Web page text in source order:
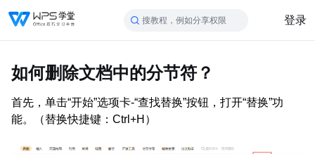
搜教程，例如分享权限 登录
如何删除文档中的分节符？
首先，单击“开始”选项卡-“查找替换”按钮，打开“替换”功
能。（替换快捷键：Ctrl+H）